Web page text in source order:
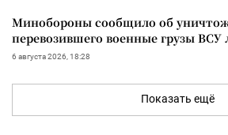
Минобороны сообщило об
перевозившего военные грузы ВСУ
6 августа 2026, 18:28
Показать ещё